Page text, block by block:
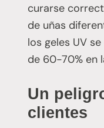
curarse
de uñas
los geles UV
de 60-70% en
Un
clientes